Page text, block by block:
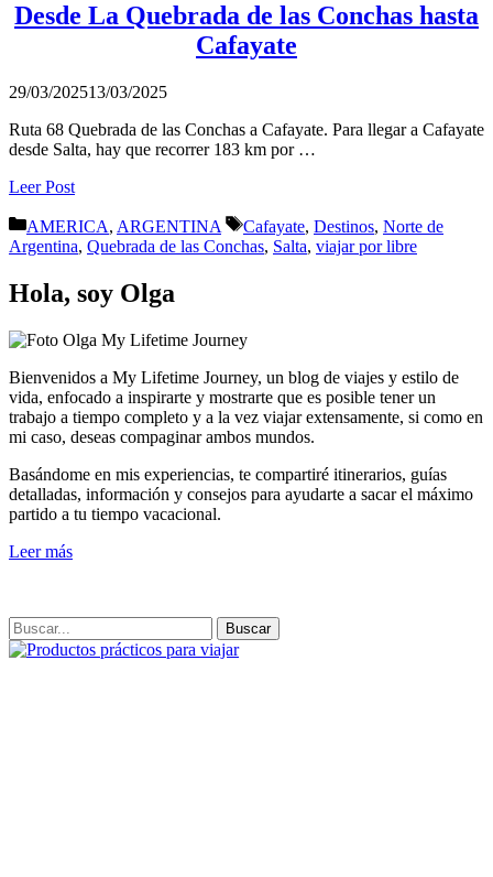
Desde La Quebrada de las Conchas hasta
Cafayate
29/03/202513/03/2025
Ruta 68 Quebrada de las Conchas a Cafayate. Para llegar a Cafayate
desde Salta, hay que recorrer 183 km por …
Leer Post
Categorías
AMERICA, ARGENTINA Etiquetas
Cafayate, Destinos, Norte de
Argentina, Quebrada de las Conchas, Salta, viajar por libre
Hola, soy Olga
Bienvenidos a My Lifetime Journey, un blog de viajes y estilo de
vida, enfocado a inspirarte y mostrarte que es posible tener un
trabajo a tiempo completo y a la vez viajar extensamente, si como en
mi caso, deseas compaginar ambos mundos.
Basándome en mis experiencias, te compartiré itinerarios, guías
detalladas, información y consejos para ayudarte a sacar el máximo
partido a tu tiempo vacacional.
Leer más
Buscar: